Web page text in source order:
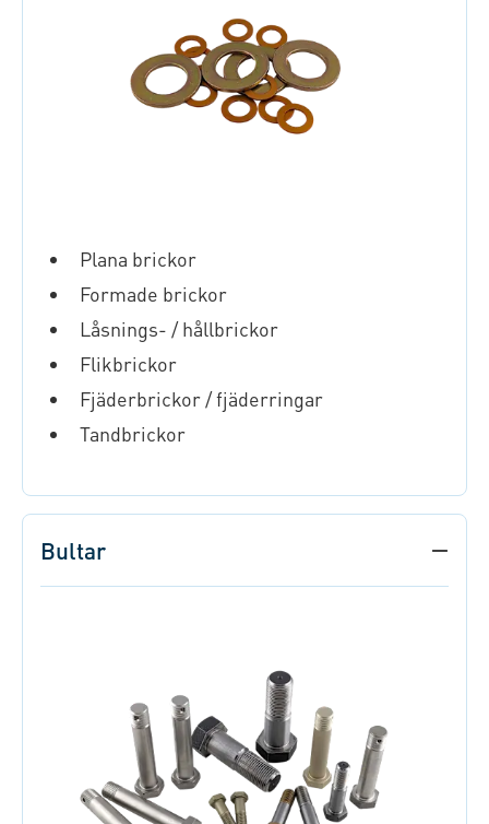
Plana brickor
Formade brickor
Låsnings- / hållbrickor
Flikbrickor
Fjäderbrickor / fjäderringar
Tandbrickor
Bultar